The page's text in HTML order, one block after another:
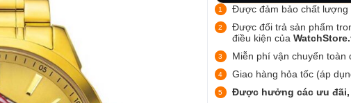
Được đảm bảo chất lượng
Được đổi trả sản phẩm
điều kiện của
Miễn phí vận chuyển toàn
Giao hàng hỏa tốc (áp
Được hưởng các ưu đãi,